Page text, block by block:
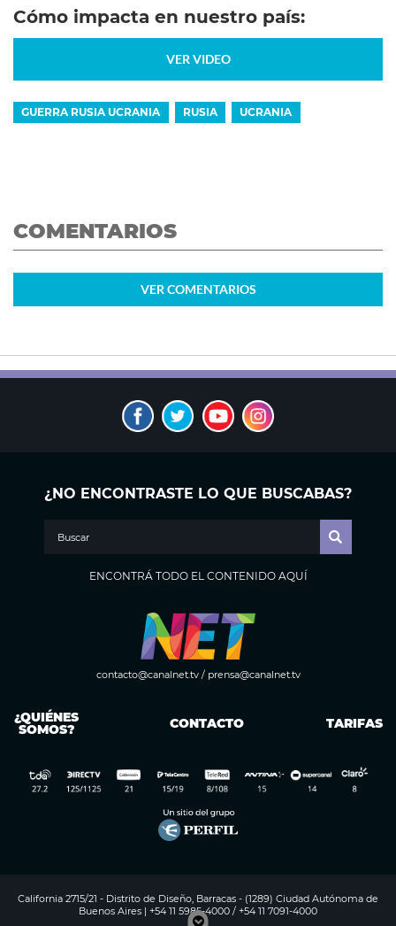
Cómo impacta en nuestro país:
VER VIDEO
GUERRA RUSIA UCRANIA RUSIA UCRANIA
COMENTARIOS
VERCOMENTARIOS
¿NO ENCONTRASTE LO QUE BUSCABAS?
ENCONTRÁ TODO EL CONTENIDO AQUÍ
contacto@canalnet.tv/ prensa@canalnet.tv
¿QUIÉNES
SOMOS? CONTACTO TARIFAS
California 2715/21 - Distrito de Diseño, Barracas - (1289) Ciudad Autónoma de
Buenos Aires | +54 11 5985-4000 / +54 11 7091-4000